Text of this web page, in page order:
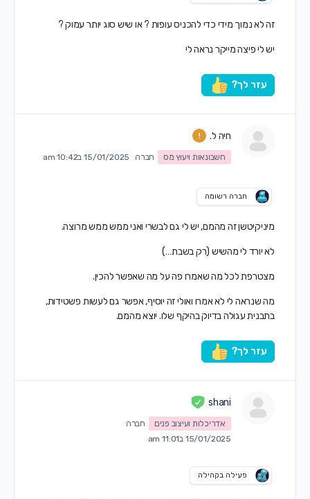
זה לא נמוך מידי כדי להכניס עופות ? או שיש סוג יותר עמוק ?
יש לי פיצה מייקר נראה לי
עזר לך?
חיה ל.
חשבונאות ויעוץ מס חברה 15/01/2025 ב10:42 am
חברה רשומה
מיניקיטשן זה מהמם, יש לי גם לבשרי ואני ממש ממש מרוצה.
לא יורד לי מהשיש (רק בשבת…)
מצטרפת לכל מה שאמרו פה על מה שאפשר להכין.
מה שנראה לי לא אמרו ואולי זה יוסיף, אפשר גם לעשות פשטידות,
בתבנית עגולה בדיוק בהיקף שלו. יוצא מהמם.
עזר לך?
shani
אדריכלות ועיצוב פנים
חברה
15/01/2025 ב11:01 am
פעילה בקהילה